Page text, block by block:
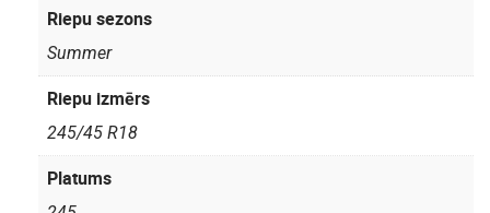
Riepu sezons
Summer
Riepu izmērs
245/45 R18
Platums